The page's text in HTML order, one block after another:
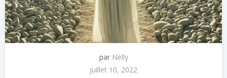
par Nelly
juillet 10, 2022